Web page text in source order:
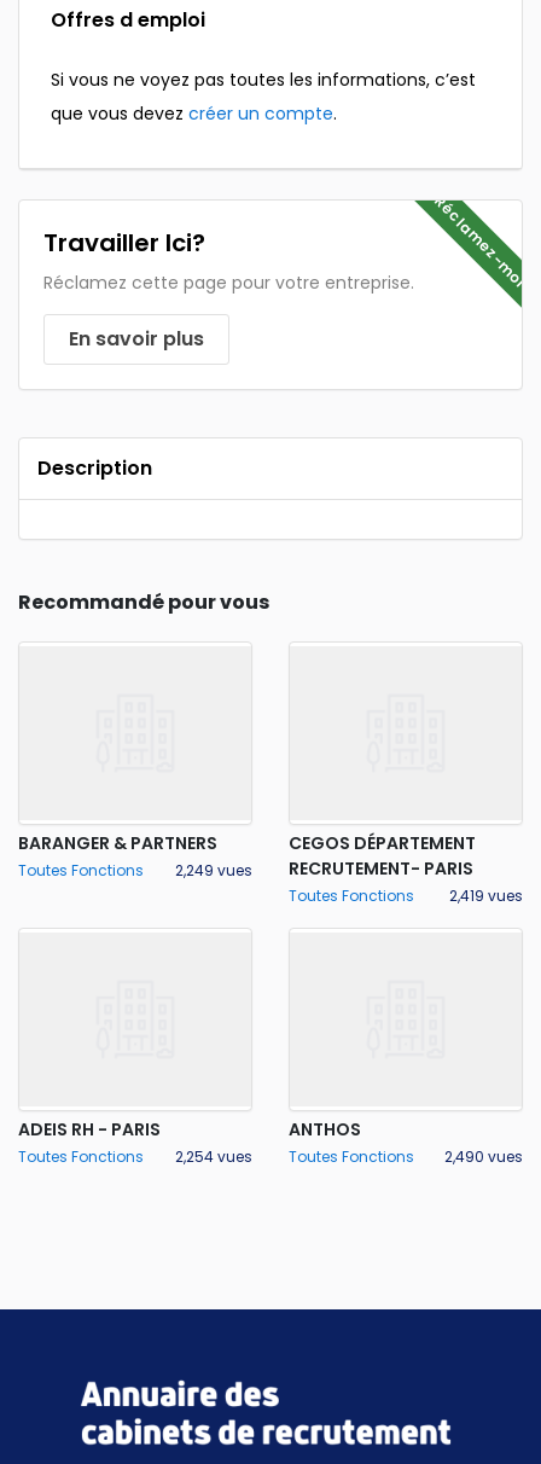
Offres d emploi
Si vous ne voyez pas toutes les informations, c’est
que vous devez créer un compte.
Réclamez-moi
Travailler Ici?
Réclamez cette page pour votre entreprise.
En savoir plus
Description
Recommandé pour vous
BARANGER & PARTNERS
Toutes Fonctions 2,249 vues
CEGOS DÉPARTEMENT
RECRUTEMENT- PARIS
Toutes Fonctions 2,419 vues
ADEIS RH - PARIS
Toutes Fonctions 2,254 vues
ANTHOS
Toutes Fonctions 2,490 vues